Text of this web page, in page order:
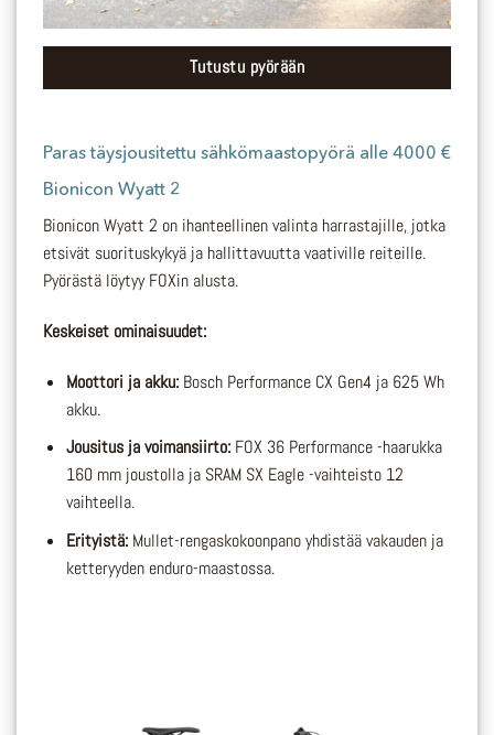
Tutustu pyörään
Parastäysjousitettu sähkömaastopyörä alle 4000 €
Bionicon Wyatt 2
Bionicon Wyatt 2 on ihanteellinen valinta harrastajille, jotka
etsivät suorituskykyä ja hallittavuutta vaativille reiteille.
Pyörästä löytyy FOXin alusta.
Keskeiset ominaisuudet:
Moottori ja akku:Bosch Performance CX Gen4 ja 625 Wh
akku.
Jousitus ja voimansiirto:FOX 36 Performance -haarukka
160 mm joustolla ja SRAM SX Eagle -vaihteisto 12
vaihteella.
Erityistä:Mullet-rengaskokoonpano yhdistää vakauden ja
ketteryyden enduro-maastossa.